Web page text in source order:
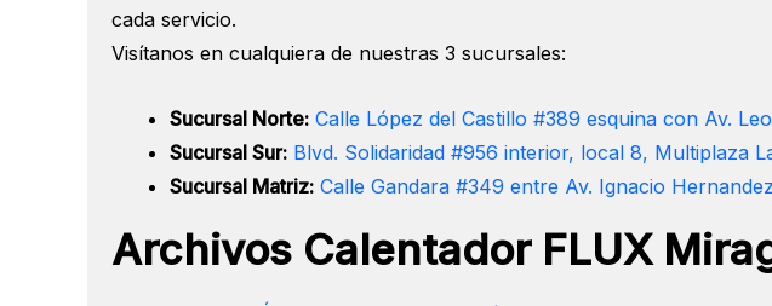
cada servicio.
Visítanos en cualquiera de nuestras 3 sucursales:
Sucursal Norte: Calle López del Castillo #389 esquina con Av.
Sucursal Sur: Blvd. Solidaridad #956 interior, local 8, Multiplaza
Sucursal Matriz: Calle Gandara #349 entre Av. Ignacio
Archivos Calentador FLUX